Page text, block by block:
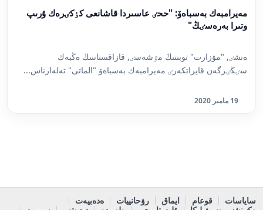
مەيرامبەك بەسباەۆ: "ححٸ عاسىردا قاشانعى كٶكٸرەك ۇرىپ
وتىرا بەرەسٸڭ"
ەنشٸ, "مۋزارت" توبىنىڭ مٷشەسٸ, قازاقستاننىڭ ەڭبەك
سٸڭٸرگەن قايراتكەرٸ مەيرامبەك بەسباەۆ "الماتى" تەلەارناس...
19 مامىر 2020
ساياسات قوعام ايماق رۋحانييات
ەدەبيەت